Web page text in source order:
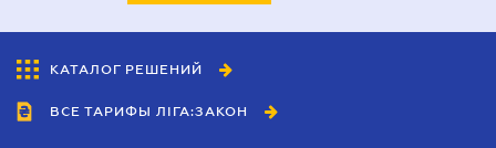
КАТАЛОГ РЕШЕНИЙ
ВСЕ ТАРИФЫ ЛІГА:ЗАКОН